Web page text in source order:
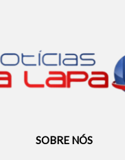
SOBRE NÓS